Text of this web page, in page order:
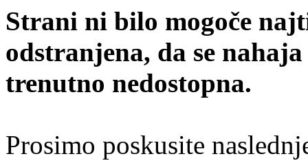
Strani ni bilo mogoče
odstranjena, da se
trenutno nedostopna.
Prosimo poskusite